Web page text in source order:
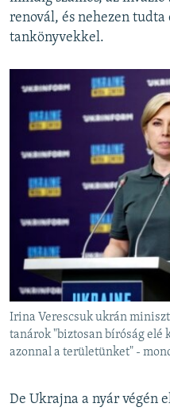
renovál, és nehezen
tankönyvekkel.
Irina Verescsuk ukrán
tanárok "biztosan bíróság elé
azonnal a területünket" -
De Ukrajna a nyár végén